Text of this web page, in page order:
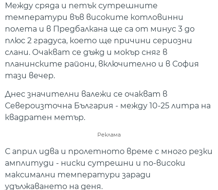
Между сряда и петък сутрешните
температури във високите котловинни
полета и в Предбалкана ще са от минус 3 до
плюс 2 градуса, което ще причини сериозни
слани. Очакват се дъжд и мокър сняг в
планинските райони, включително и в София
тази вечер.
Днес значителни валежи се очакват в
Североизточна България - между 10-25 литра на
квадратен метър.
Реклама
С април идва и пролетното време с много резки
амплитуди - ниски сутрешни и по-високи
максимални температури заради
удължаването на деня.